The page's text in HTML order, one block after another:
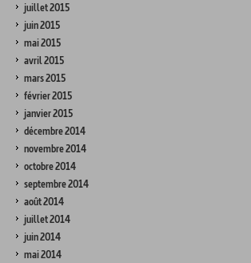
juillet 2015
juin 2015
mai 2015
avril 2015
mars 2015
février 2015
janvier 2015
décembre 2014
novembre 2014
octobre 2014
septembre 2014
août 2014
juillet 2014
juin 2014
mai 2014